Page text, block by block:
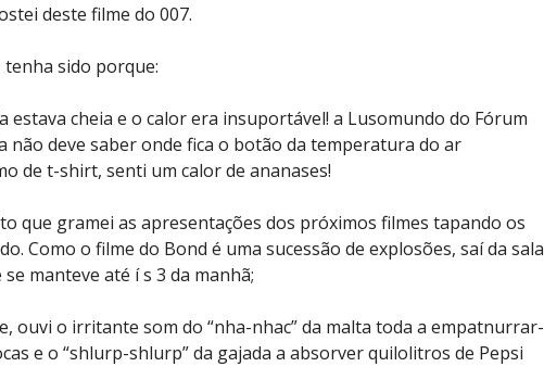
deste filme do 007.
tenha sido porque:
estava cheia e o calor era insuportável! a Lusomundo do Fórum
não deve saber onde fica o botão da temperatura do ar
de t-shirt, senti um calor de ananases!
que gramei as apresentações dos próximos filmes tapando os
Como o filme do Bond é uma sucessão de explosões, saí da sala
manteve até í s 3 da manhã;
ouvi o irritante som do “nha-nhac” da malta toda a empatnurrar-
e o “shlurp-shlurp” da gajada a absorver quilolitros de Pepsi